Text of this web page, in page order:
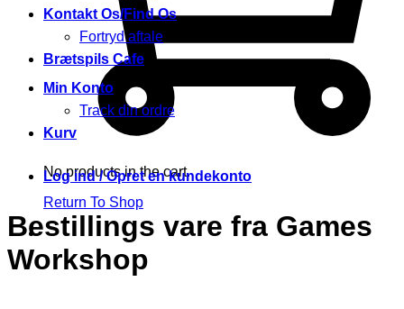
No products in the cart.
Return To Shop
Kontakt Os/Find Os
Fortryd aftale
Brætspils Cafe
Min Konto
Track din ordre
Kurv
Log ind / Opret en kundekonto
Bestillings vare fra Games
Workshop